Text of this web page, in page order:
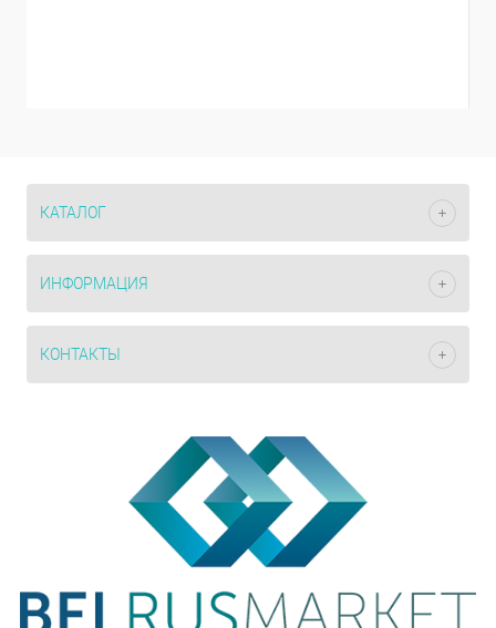
КАТАЛОГ
ИНФОРМАЦИЯ
КОНТАКТЫ